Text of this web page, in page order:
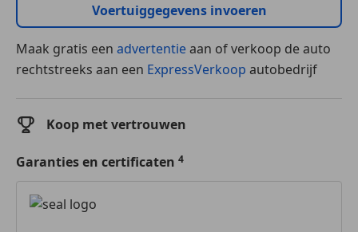
Voertuiggegevens invoeren
Maak gratis een advertentieaan of verkoop de auto
rechtstreeks aan een ExpressVerkoop autobedrijf
Koop met vertrouwen
Garanties en certificaten